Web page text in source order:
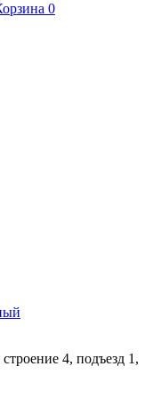
0
4, подъезд 1,